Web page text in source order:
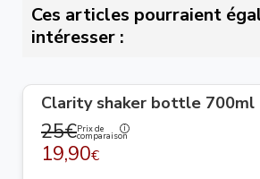
Ces articles pourraient
intéresser :
Clarity shaker bottle 700ml
25€Prix de
comparaison
19,90€